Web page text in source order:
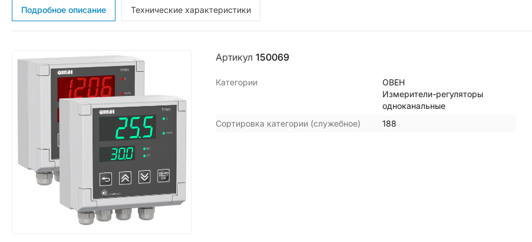
Подробное описание Технические характеристики
Артикул 150069
Категории
ОВЕН
Измерители-регуляторы
одноканальные
Сортировка категории (служебное)
188